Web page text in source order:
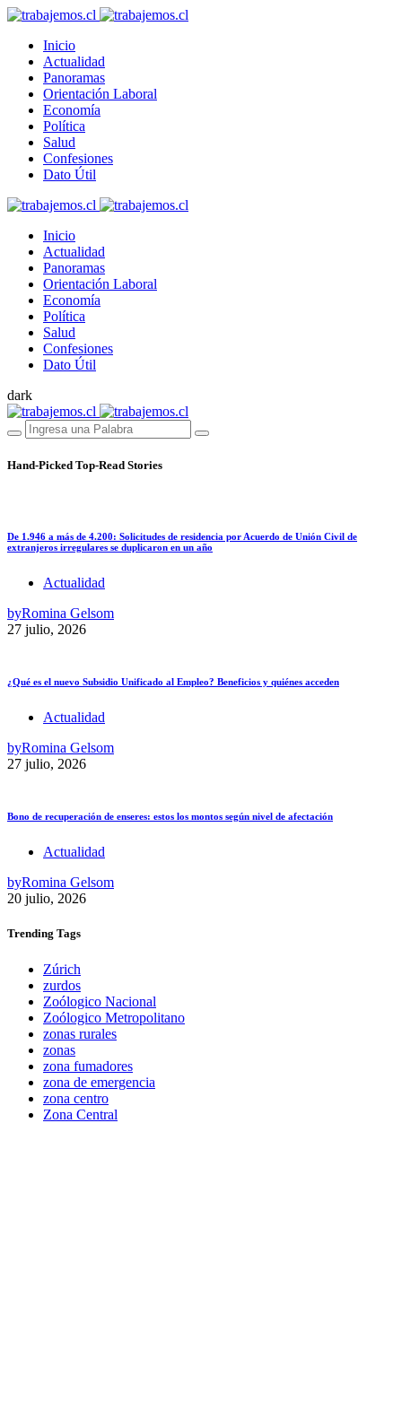
Inicio
Actualidad
Panoramas
Orientación Laboral
Economía
Política
Salud
Confesiones
Dato Útil
Inicio
Actualidad
Panoramas
Orientación Laboral
Economía
Política
Salud
Confesiones
Dato Útil
dark
Hand-Picked Top-Read Stories
De 1.946 a más de 4.200: Solicitudes de residencia por Acuerdo de Unión Civil de
extranjeros irregulares se duplicaron en un año
Actualidad
byRomina Gelsom
27 julio, 2026
¿Qué es el nuevo Subsidio Unificado al Empleo? Beneficios y quiénes acceden
Actualidad
byRomina Gelsom
27 julio, 2026
Bono de recuperación de enseres: estos los montos según nivel de afectación
Actualidad
byRomina Gelsom
20 julio, 2026
Trending Tags
Zúrich
zurdos
Zoólogico Nacional
Zoólogico Metropolitano
zonas rurales
zonas
zona fumadores
zona de emergencia
zona centro
Zona Central